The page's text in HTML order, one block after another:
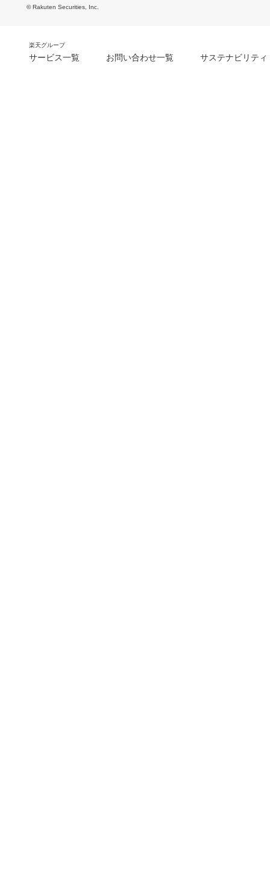
© Rakuten Securities, Inc.
楽天グループ
サービス一覧 お問い合わせ一覧 サステナビリティ